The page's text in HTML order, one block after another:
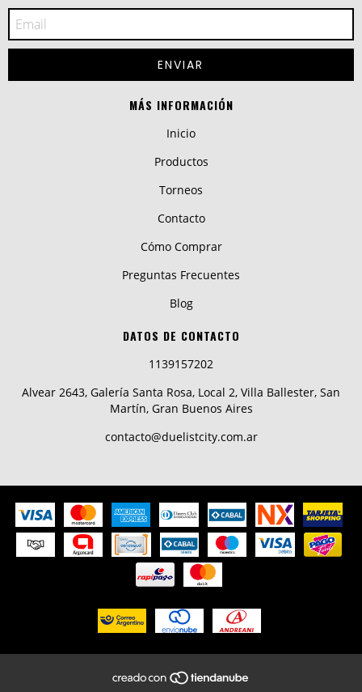
MÁS INFORMACIÓN
Inicio
Productos
Torneos
Contacto
Cómo Comprar
Preguntas Frecuentes
Blog
DATOS DE CONTACTO
1139157202
Alvear 2643, Galería Santa Rosa, Local 2, Villa Ballester, San
Martín, Gran Buenos Aires
contacto@duelistcity.com.ar